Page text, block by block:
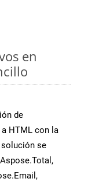
en
de
HTML con la
se